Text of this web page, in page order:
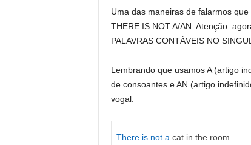
Uma das maneiras de falarmos
THERE IS NOT A/AN. Atenção:
PALAVRAS CONTÁVEIS NO
Lembrando que usamos A (artigo
de consoantes e AN (artigo
vogal.
There is not a cat in the room.